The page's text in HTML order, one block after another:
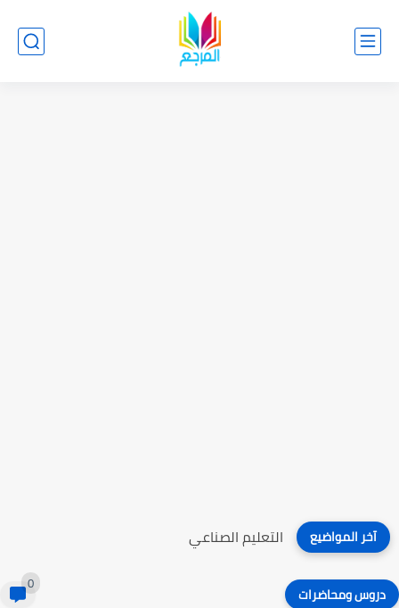
آخر المواضيع التعليم الصناعي
دروس ومحاضرات 0